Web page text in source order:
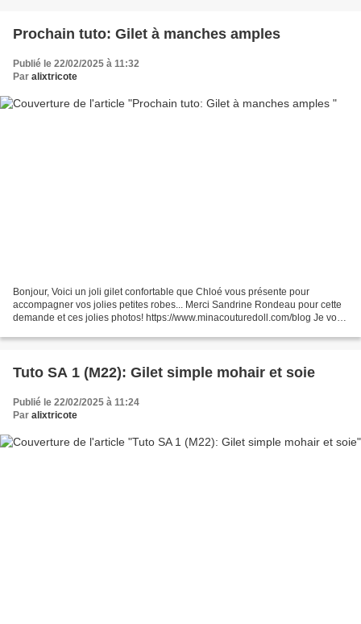
Prochain tuto: Gilet à manches amples
Publié le 22/02/2025 à 11:32
Par alixtricote
Bonjour, Voici un joli gilet confortable que Chloé vous présente pour
accompagner vos jolies petites robes... Merci Sandrine Rondeau pour cette
demande et ces jolies photos! https://www.minacouturedoll.com/blog Je vous
Tuto SA 1 (M22): Gilet simple mohair et soie
Publié le 22/02/2025 à 11:24
Par alixtricote